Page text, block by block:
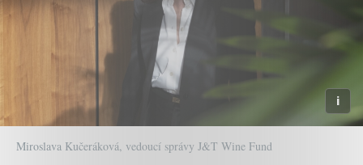
Miroslava Kučeráková, vedoucí správy J&T Wine Fund